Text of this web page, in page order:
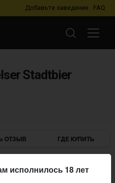
Добавьте заведение FAQ
Stadtbier
ОТЗЫВ ГДЕ КУПИТЬ
исполнилось 18 лет